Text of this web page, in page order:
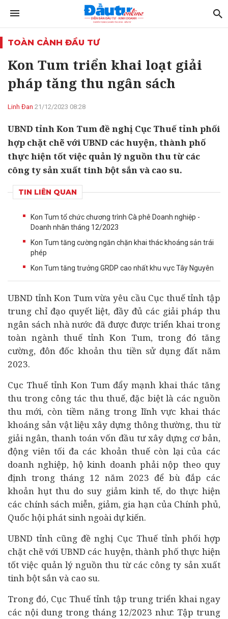
TOÀN CẢNH ĐẦU TƯ
Kon Tum triển khai loạt giải
pháp tăng thu ngân sách
Linh Đan 21/12/2023 08:28
UBND tỉnh Kon Tum đề nghị Cục Thuế tỉnh phối
hợp chặt chẽ với UBND các huyện, thành phố
thực hiện tốt việc quản lý nguồn thu từ các
công ty sản xuất tinh bột sắn và cao su.
TIN LIÊN QUAN
Kon Tum tổ chức chương trình Cà phê Doanh nghiệp -
Doanh nhân tháng 12/2023
Kon Tum tăng cường ngăn chặn khai thác khoáng sản trái
phép
Kon Tum tăng trưởng GRDP cao nhất khu vực Tây Nguyên
UBND tỉnh Kon Tum vừa yêu cầu Cục thuế tỉnh tập
trung chỉ đạo quyết liệt, đầy đủ các giải pháp thu
ngân sách nhà nước đã được được triển khai trong
toàn ngành thuế tỉnh Kon Tum, trong đó tăng
cường, đôn đốc khoản thu tiền sử dụng đất năm
2023.
Cục Thuế tỉnh Kon Tum đẩy mạnh khai thác tăng
thu trong công tác thu thuế, đặc biệt là các nguồn
thu mới, còn tiềm năng trong lĩnh vực khai thác
khoáng sản vật liệu xây dựng thông thường, thu từ
giải ngân, thanh toán vốn đầu tưxây dựng cơ bản,
động viên tối đa các khoản thuế còn lại của các
doanh nghiệp, hộ kinh doanh phải nộp theo quy
định trong tháng 12 năm 2023 để bù đắp các
khoản hụt thu do suy giảm kinh tế, do thực hiện
các chính sách miễn, giảm, gia hạn của Chính phủ,
Quốc hội phát sinh ngoài dự kiến.
UBND tỉnh cũng đề nghị Cục Thuế tỉnh phối hợp
chặt chẽ với UBND các huyện, thành phố thực hiện
tốt việc quản lý nguồn thu từ các công ty sản xuất
tinh bột sắn và cao su.
Trong đó, Cục Thuế tỉnh tập trung triển khai ngay
các nội dung trong tháng 12/2023 như: Tập trung